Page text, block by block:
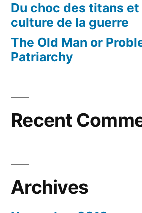
Du choc des titans et
culture de la guerre
The Old Man or
Patriarchy
Recent
Archives